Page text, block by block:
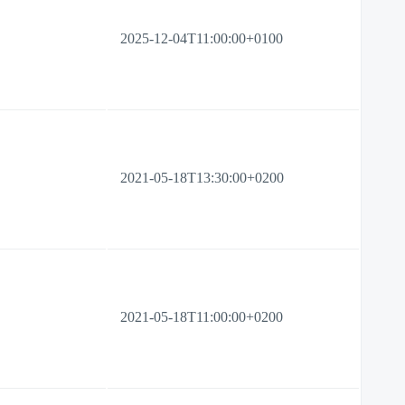
2025-12-04T11:00:00+0100
2021-05-18T13:30:00+0200
2021-05-18T11:00:00+0200